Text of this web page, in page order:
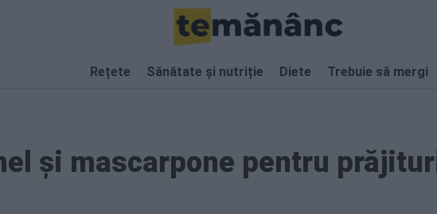
Rețete Sănătate și nutriție Diete Trebuie să mergi
și mascarpone pentru